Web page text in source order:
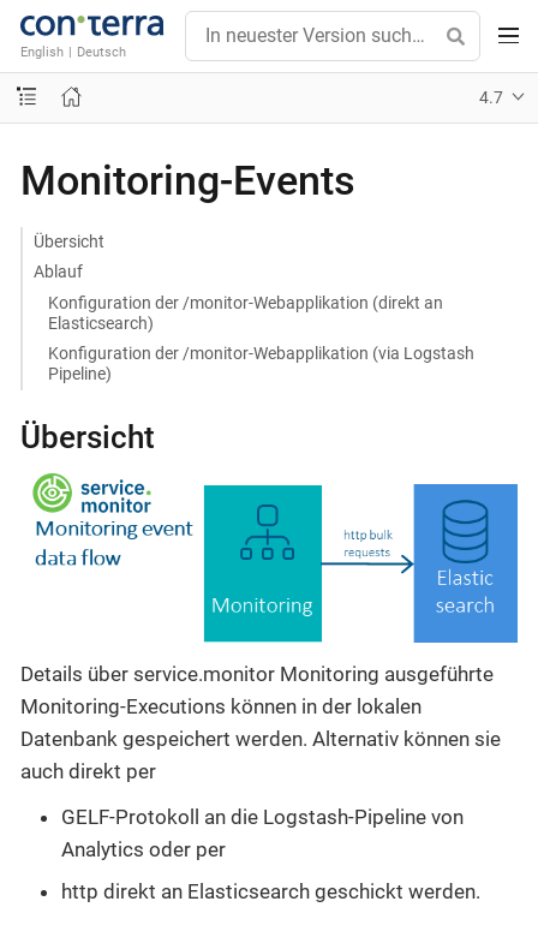
English | Deutsch
4.7
Monitoring-Events
Übersicht
Ablauf
Konfiguration der /monitor-Webapplikation (direkt an
Elasticsearch)
Konfiguration der /monitor-Webapplikation (via Logstash
Pipeline)
Übersicht
Details über service.monitor Monitoring ausgeführte
Monitoring-Executions können in der lokalen
Datenbank gespeichert werden. Alternativ können sie
auch direkt per
GELF-Protokoll an die Logstash-Pipeline von
Analytics oder per
http direkt an Elasticsearch geschickt werden.